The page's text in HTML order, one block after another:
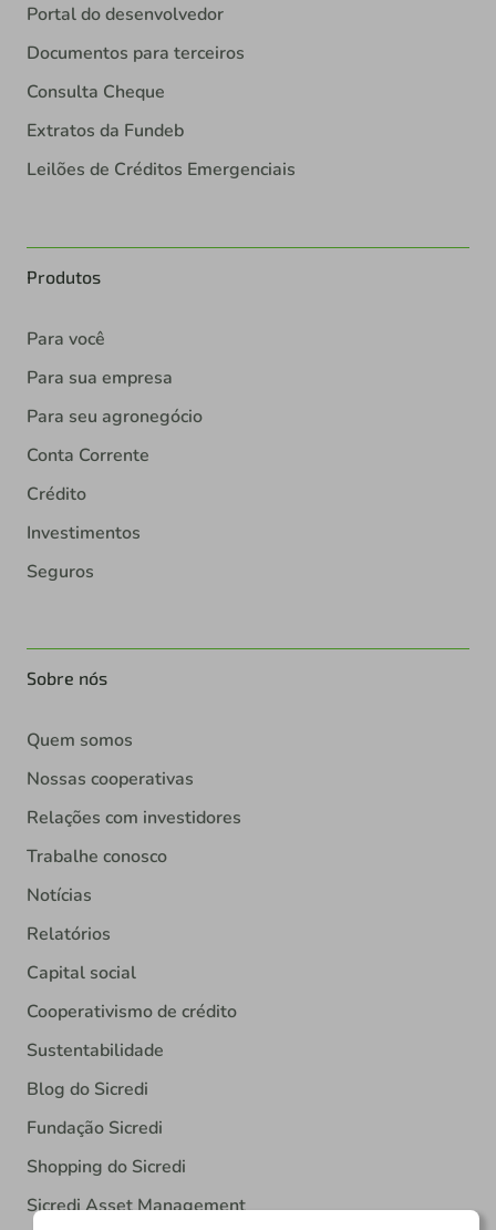
Portal do desenvolvedor
Documentos para terceiros
Consulta Cheque
Extratos da Fundeb
Leilões de Créditos Emergenciais
Produtos
Para você
Para sua empresa
Para seu agronegócio
Conta Corrente
Crédito
Investimentos
Seguros
Sobre nós
Quem somos
Nossas cooperativas
Relações com investidores
Trabalhe conosco
Notícias
Relatórios
Capital social
Cooperativismo de crédito
Sustentabilidade
Blog do Sicredi
Fundação Sicredi
Shopping do Sicredi
Sicredi Asset Management